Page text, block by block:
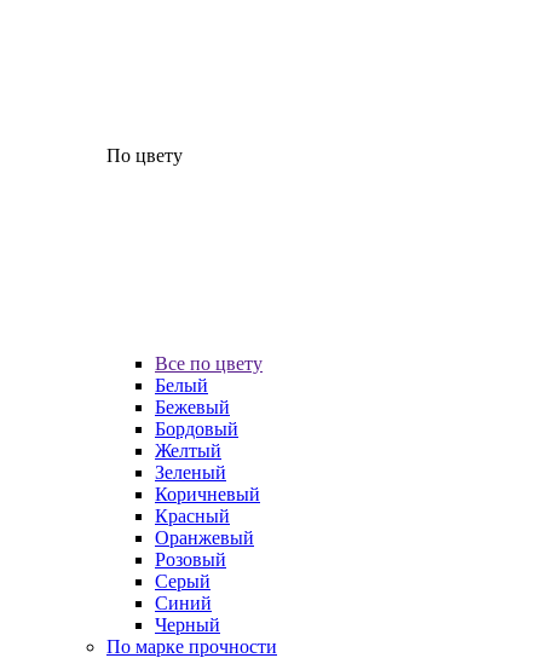
По цвету
Все по цвету
Белый
Бежевый
Бордовый
Желтый
Зеленый
Коричневый
Красный
Оранжевый
Розовый
Серый
Синий
Черный
По марке прочности